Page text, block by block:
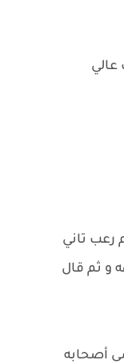
رعب تاني
و ثم قال
أصحابه